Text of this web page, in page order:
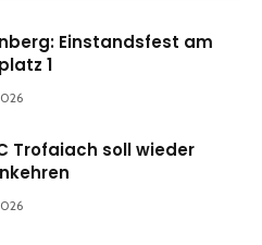
Einstandsfest am
1
Trofaiach soll wieder